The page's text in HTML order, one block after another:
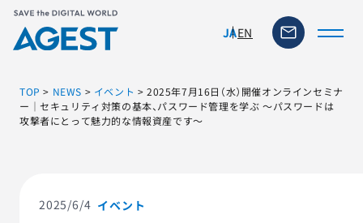
JAEN
TOP > NEWS > イベント >2025年7月16日（水）開催オンラインセミナ
ー｜セキュリティ対策の基本、パスワード管理を学ぶ ～パスワードは
攻撃者にとって魅力的な情報資産です～
2025/6/4 イベント